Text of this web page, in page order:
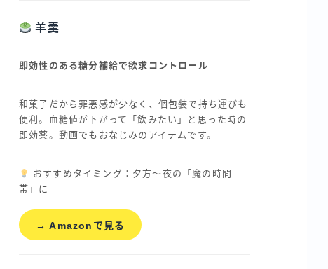
羊羹
即効性のある糖分補給で欲求コントロール
和菓子だから罪悪感が少なく、個包装で持ち運びも
便利。血糖値が下がって「飲みたい」と思った時の
即効薬。動画でもおなじみのアイテムです。
おすすめタイミング：夕方〜夜の「魔の時間
帯」に
→ Amazonで見る